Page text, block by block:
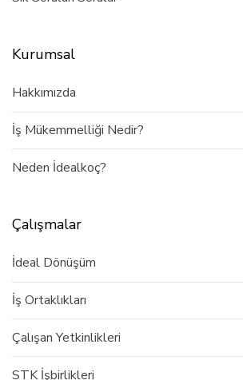
Kurumsal
Hakkımızda
İş Mükemmelliği Nedir?
Neden İdealkoç?
Çalışmalar
İdeal Dönüşüm
İş Ortaklıkları
Çalışan Yetkinlikleri
STK İşbirlikleri